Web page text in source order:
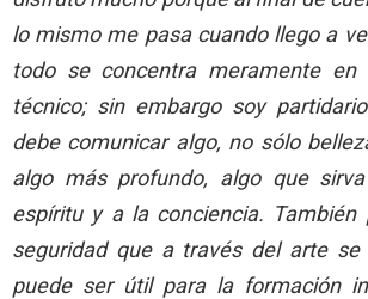
lo mismo me pasa cuando llego a
todo se concentra meramente
técnico; sin embargo soy
debe comunicar algo, no sólo
algo más profundo, algo que
espíritu y a la conciencia. También
seguridad que a través del arte se
puede ser útil para la formación